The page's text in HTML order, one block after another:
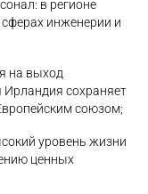
в регионе
инженерии и
на выход
Ирландия сохраняет
союзом;
уровень жизни
ценных